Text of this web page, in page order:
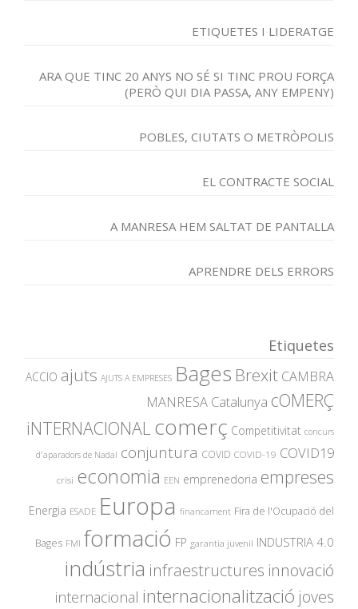
ETIQUETES I LIDERATGE
ARA QUE TINC 20 ANYS NO SÉ SI TINC PROU FORÇA
(PERÒ QUI DIA PASSA, ANY EMPENY)
POBLES, CIUTATS O METRÒPOLIS
EL CONTRACTE SOCIAL
A MANRESA HEM SALTAT DE PANTALLA
APRENDRE DELS ERRORS
Etiquetes
ACCIO ajuts AJUTS A EMPRESES Bages Brexit CAMBRA
MANRESA Catalunya cOMERÇ
iNTERNACIONAL comerç Competitivitat concurs
d'aparadors de Nadal conjuntura COVID COVID-19 COVID19
crisi economia EEN emprenedoria empreses
Energia ESADE Europa financament Fira de l'Ocupació del
Bages FMI formació FP garantia juvenil INDUSTRIA 4.0
indústria infraestructures innovació
internacional internacionalització joves